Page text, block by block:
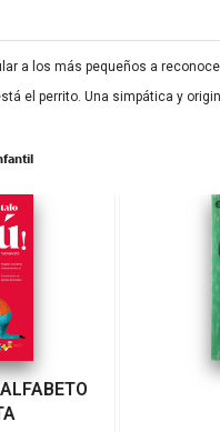
a los más pequeños a
el perrito. Una simpática y